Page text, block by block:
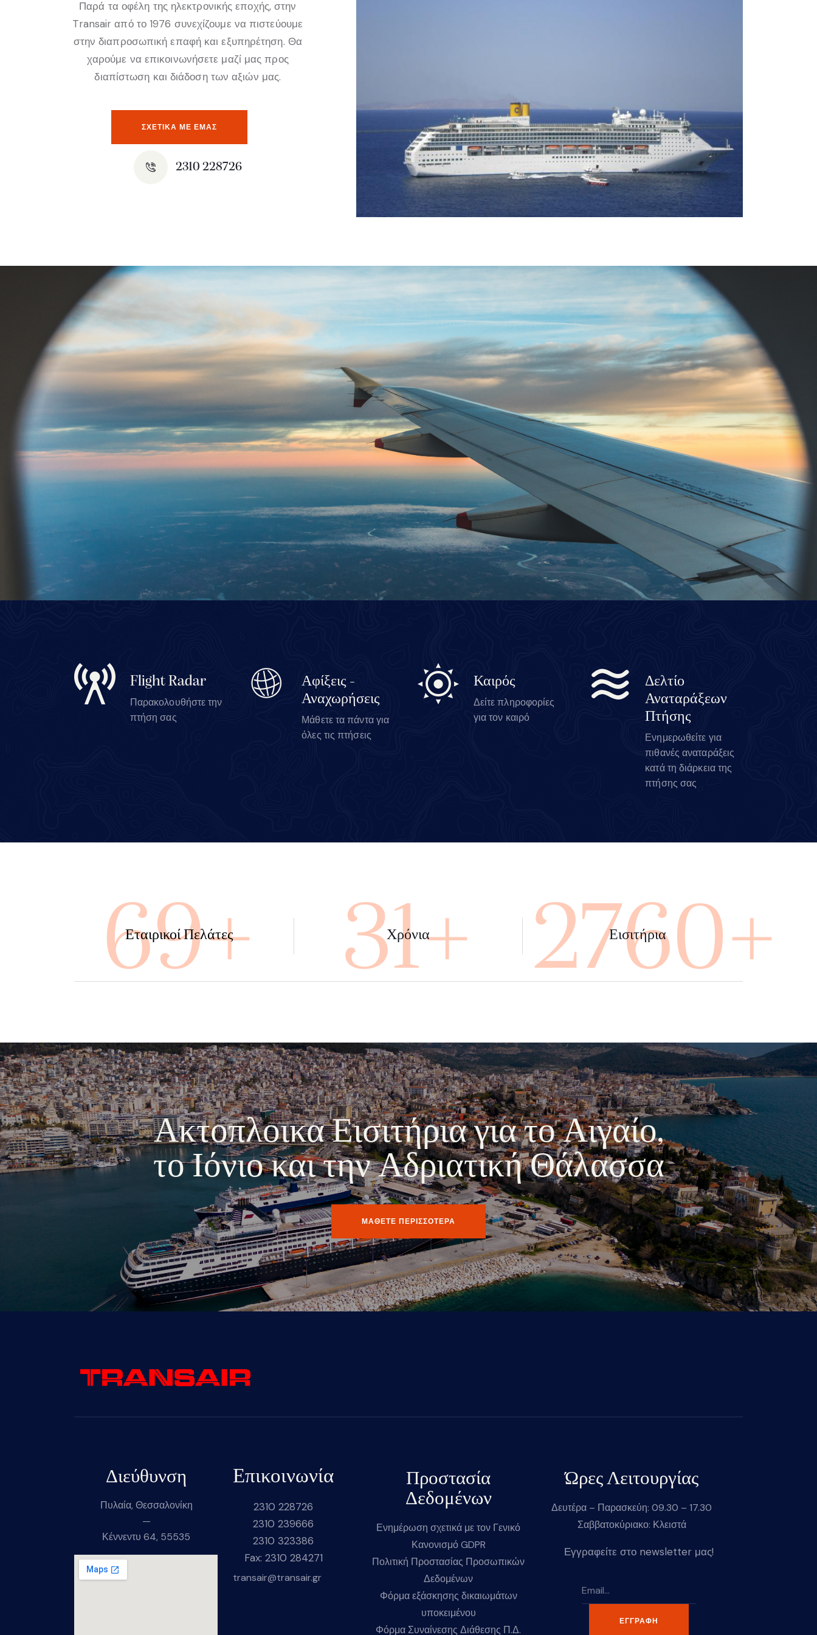
Παρά τα οφέλη της ηλεκτρονικής εποχής, στην
Transair από το 1976 συνεχίζουμε να πιστεύουμε
στην διαπροσωπική επαφή και εξυπηρέτηση. Θα
χαρούμε να επικοινωνήσετε μαζί μας προς
διαπίστωση και διάδοση των αξιών μας.
ΣΧΕΤΙΚΆ ΜΕ ΕΜΑΣ
2310 228726
Flight Radar
Παρακολουθήστε την
πτήση σας
Αφίξεις -
Αναχωρήσεις
Μάθετε τα πάντα για
όλες τις πτήσεις
Καιρός
Δείτε πληροφορίες
για τον καιρό
Δελτίο
Αναταράξεων
Πτήσης
Ενημερωθείτε για
πιθανές αναταράξεις
κατά τη διάρκεια της
πτήσης σας
100+
Εταιρικοί Πελάτες 45+
Χρόνια 4000+
Εισιτήρια
Ακτοπλοικα Εισιτήρια για το Αιγαίο,
το Ιόνιο και την Αδριατική Θάλασσα
ΜΑΘΕΤΕ ΠΕΡΙΣΣΟΤΕΡΑ
Διεύθυνση
Πυλαία, Θεσσαλονίκη
—
Κέννεντυ 64, 55535
Επικοινωνία
2310 228726
2310 239666
2310 323386
Fax: 2310 284271
transair@transair.gr
Προστασία
Δεδομένων
Ενημέρωση σχετικά με τον Γενικό
Κανονισμό GDPR
Πολιτική Προστασίας Προσωπικών
Δεδομένων
Φόρμα εξάσκησης δικαιωμάτων
υποκειμένου
Φόρμα Συναίνεσης Διάθεσης Π.Δ.
Ώρες Λειτουργίας
Δευτέρα – Παρασκεύη: 09.30 – 17.30
Σαββατοκύριακο: Κλειστά
Εγγραφείτε στο newsletter μας!
ΕΓΓΡΑΦΉ